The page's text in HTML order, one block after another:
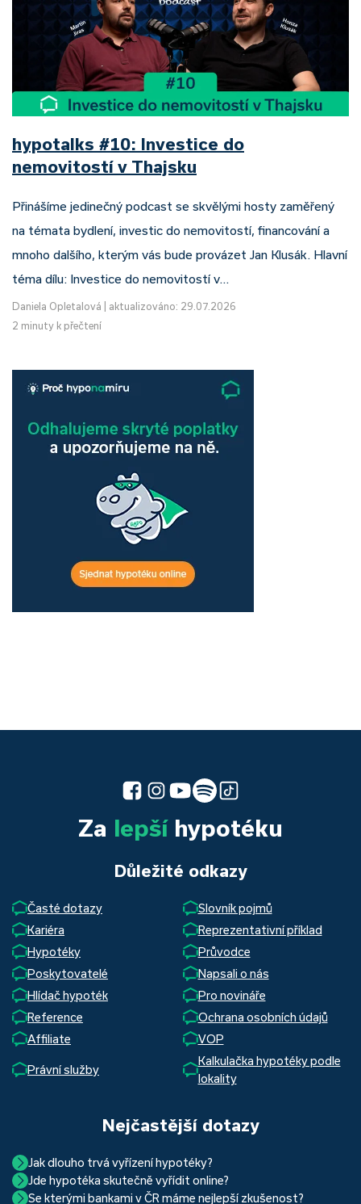
hypotalks #10: Investice do
nemovitostí v Thajsku
Přinášíme jedinečný podcast se skvělými hosty zaměřený
na témata bydlení, investic do nemovitostí, financování a
mnoho dalšího, kterým vás bude provázet Jan Klusák. Hlavní
téma dílu: Investice do nemovitostí v…
Daniela Opletalová
aktualizováno: 29.07.2026
2 minuty k přečtení
Za lepšíhypotéku
Důležité odkazy
Časté dotazy
Slovník pojmů
Kariéra
Reprezentativní příklad
Hypotéky
Průvodce
Poskytovatelé
Napsali o nás
Hlídač hypoték
Pro novináře
Reference
Ochrana osobních údajů
Affiliate
VOP
Právní služby
Kalkulačka hypotéky podle
lokality
Nejčastější dotazy
Jak dlouho trvá vyřízení hypotéky?
Hypotéka se dá zvládnout za měsíc i za tři. Nejčastěji její
uzavření trvá okolo 2 měsíců. Důvodem je především
Jde hypotéka skutečně vyřídit online?
Ano, skutečně jde. Díky moderním technologiím, které
Se kterými bankami v ČR máme nejlepší zkušenost?